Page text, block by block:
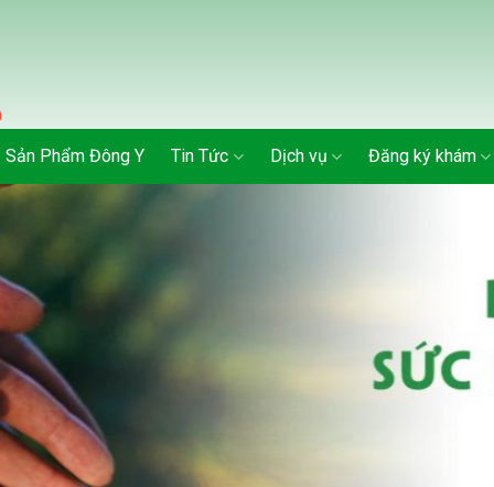
Sản Phẩm Đông Y Tin Tức Dịch vụ Đăng ký khám